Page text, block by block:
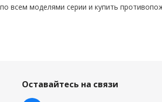
моделями серии и купить
Оставайтесь на связи